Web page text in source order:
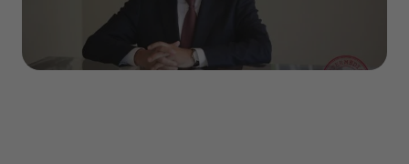
Intercanvi
Contacte